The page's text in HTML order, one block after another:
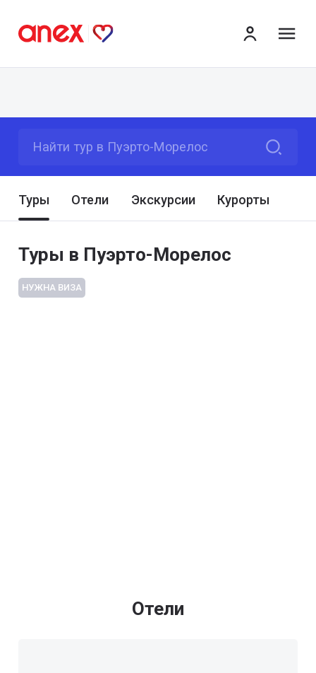
Найти тур в Пуэрто-Морелос
Туры Отели Экскурсии Курорты
Туры в Пуэрто-Морелос
НУЖНА ВИЗА
Отели